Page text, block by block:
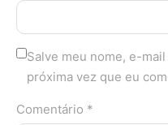
Salve meu nome, e-
próxima vez que eu
Comentário *